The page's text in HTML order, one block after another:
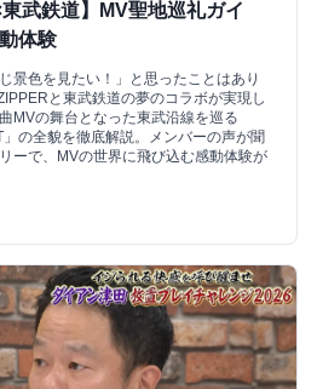
武鉄道】MV聖地巡礼ガイ
体験
景色を見たい！」と思ったことはあり
と東武鉄道の夢のコラボが実現し
MVの舞台となった東武沿線を巡る
」の全貌を徹底解説。メンバーの声が聞
ーで、MVの世界に飛び込む感動体験が